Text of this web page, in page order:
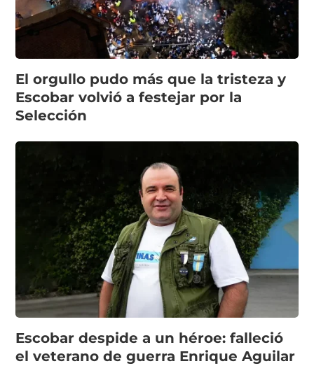
El orgullo pudo más que la tristeza y
Escobar volvió a festejar por la
Selección
Escobar despide a un héroe: falleció
el veterano de guerra Enrique Aguilar